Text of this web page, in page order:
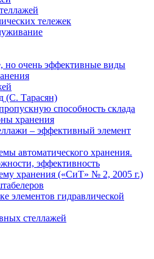
тележек
но очень эффективные виды
(С. Тарасян)
способность склада
хранения
– эффективный элемент
автоматического хранения.
эффективность
хранения («СиТ» № 2, 2005 г.)
элементов гидравлической
стеллажей